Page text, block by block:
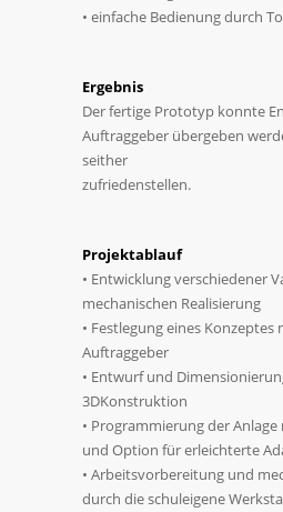
• einfache Bedienung durch
Ergebnis
Der fertige Prototyp konnte
Auftraggeber übergeben
seither
zufriedenstellen.
Projektablauf
• Entwicklung verschiedener
mechanischen Realisierung
• Festlegung eines Konzeptes
Auftraggeber
• Entwurf und
3DKonstruktion
• Programmierung der
und Option für erleichterte
• Arbeitsvorbereitung und
durch die schuleigene